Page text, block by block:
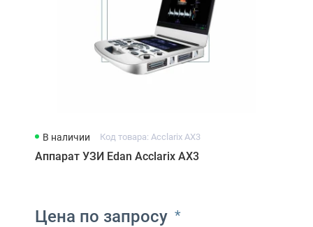
В наличии Код товара: Acclarix AX3
Аппарат УЗИ Edan Acclarix AX3
Цена по запросу *